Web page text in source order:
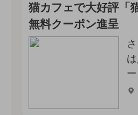
猫カフェで大好評「
無料クーポン進呈